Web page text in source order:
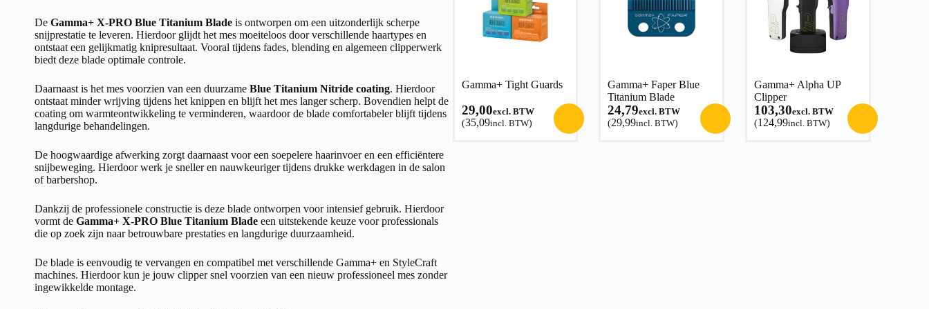
De Gamma+ X-PRO Blue Titanium Blade is ontworpen om een uitzonderlijk scherpe
snijprestatie te leveren. Hierdoor glijdt het mes moeiteloos door verschillende haartypes en
ontstaat een gelijkmatig knipresultaat. Vooral tijdens fades, blending en algemeen clipperwerk
biedt deze blade optimale controle.
Daarnaast is het mes voorzien van een duurzame Blue Titanium Nitride coating. Hierdoor
ontstaat minder wrijving tijdens het knippen en blijft het mes langer scherp. Bovendien helpt de
coating om warmteontwikkeling te verminderen, waardoor de blade comfortabeler blijft tijdens
langdurige behandelingen.
De hoogwaardige afwerking zorgt daarnaast voor een soepelere haarinvoer en een efficiëntere
snijbeweging. Hierdoor werk je sneller en nauwkeuriger tijdens drukke werkdagen in de salon
of barbershop.
Dankzij de professionele constructie is deze blade ontworpen voor intensief gebruik. Hierdoor
vormt de Gamma+ X-PRO Blue Titanium Blade een uitstekende keuze voor professionals
die op zoek zijn naar betrouwbare prestaties en langdurige duurzaamheid.
De blade is eenvoudig te vervangen en compatibel met verschillende Gamma+ en StyleCraft
machines. Hierdoor kun je jouw clipper snel voorzien van een nieuw professioneel mes zonder
ingewikkelde montage.
Gamma+ Tight Guards
29,00excl. BTW
(35,09incl. BTW)
Gamma+ Faper Blue
Titanium Blade
24,79excl. BTW
(29,99incl. BTW)
Gamma+ Alpha UP
Clipper
103,30excl. BTW
(124,99incl. BTW)